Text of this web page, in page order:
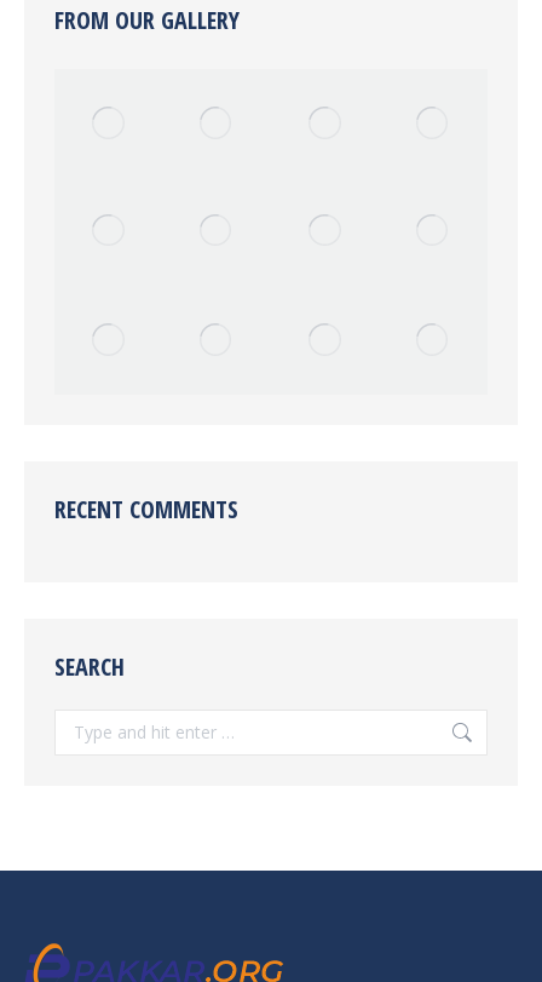
FROM OUR GALLERY
RECENT COMMENTS
SEARCH